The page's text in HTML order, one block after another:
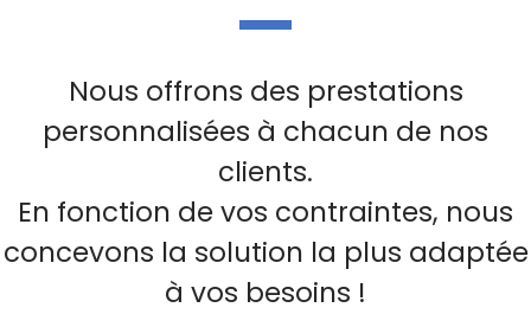
Nous offrons des prestations
personnalisées à chacun de nos
clients.
En fonction de vos contraintes, nous
concevons la solution la plus adaptée
à vos besoins !